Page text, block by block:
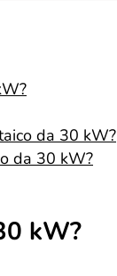
da 30 kW?
da 30 kW?
kW?